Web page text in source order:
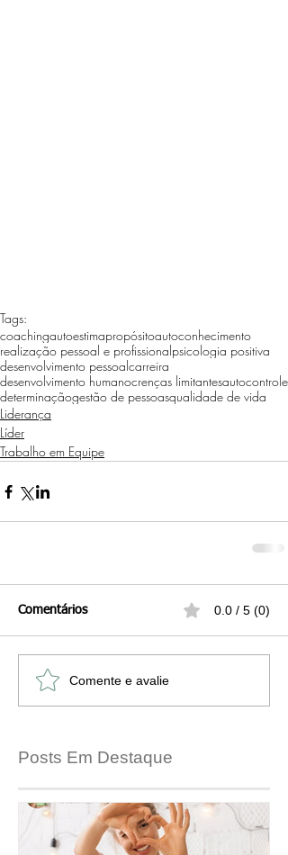
Tags:
coachingautoestimapropósitoautoconhecimento
realização pessoal e profissionalpsicologia positiva
desenvolvimento pessoalcarreira
desenvolvimento humanocrenças limitantesautocontrole
determinaçãogestão de pessoasqualidade de vida
Liderança
Líder
Trabalho em Equipe
Comentários 0.0 / 5 (0)
Comente e avalie
Posts Em Destaque